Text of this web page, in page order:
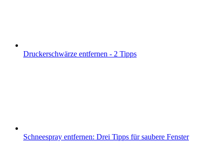
Druckerschwärze entfernen - 2 Tipps
Schneespray entfernen: Drei Tipps für saubere Fenster